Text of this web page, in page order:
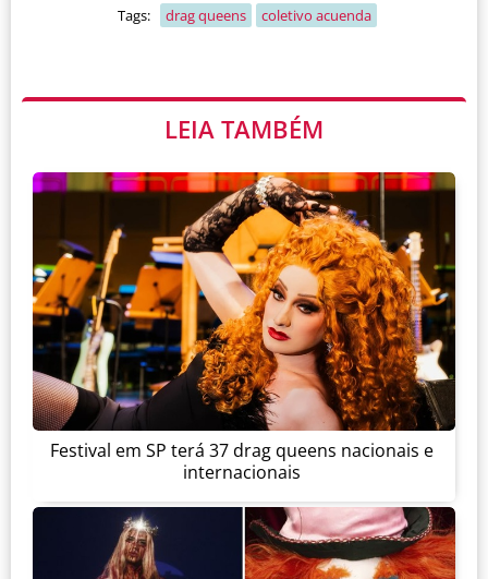
Tags: drag queens coletivo acuenda
LEIA TAMBÉM
Festival em SP terá 37 drag queens nacionais e
internacionais